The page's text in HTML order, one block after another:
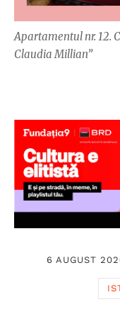
Apartamentul nr. 12.
Claudia Millian”
6 AUGUST